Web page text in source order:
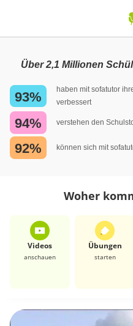
Über 2,1 Millionen
93%
haben mit sofatutor
verbessert
94% verstehen den
92% können sich mit
Woher
Videos
anschauen
Übungen
starten